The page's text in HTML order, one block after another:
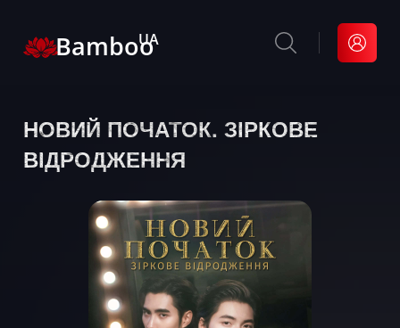
Bamboo
UA
НОВИЙ ПОЧАТОК. ЗІРКОВЕ
ВІДРОДЖЕННЯ